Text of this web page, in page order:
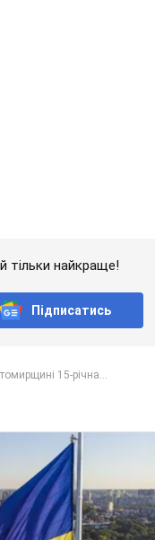
про це не
та приспів пісні